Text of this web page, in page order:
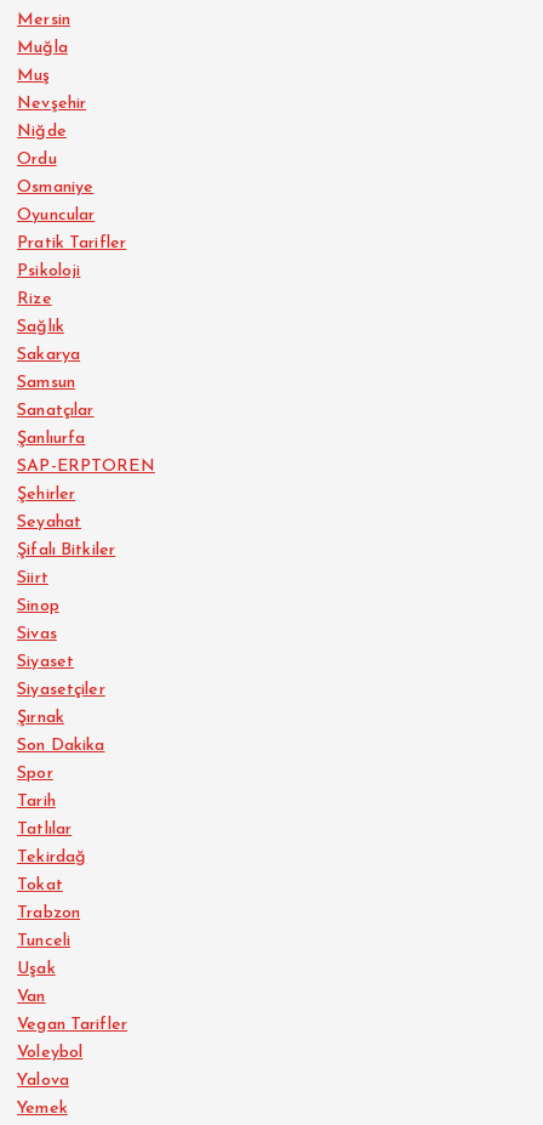
Mersin
Muğla
Muş
Nevşehir
Niğde
Ordu
Osmaniye
Oyuncular
Pratik Tarifler
Psikoloji
Rize
Sağlık
Sakarya
Samsun
Sanatçılar
Şanlıurfa
SAP-ERPTOREN
Şehirler
Seyahat
Şifalı Bitkiler
Siirt
Sinop
Sivas
Siyaset
Siyasetçiler
Şırnak
Son Dakika
Spor
Tarih
Tatlılar
Tekirdağ
Tokat
Trabzon
Tunceli
Uşak
Van
Vegan Tarifler
Voleybol
Yalova
Yemek